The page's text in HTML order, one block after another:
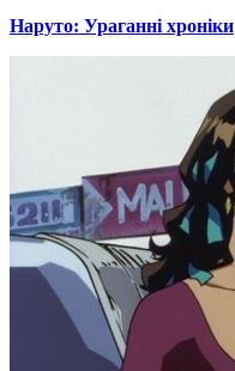
Наруто: Ураганні хроніки